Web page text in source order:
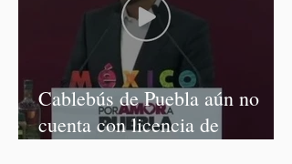
Cablebús de Puebla aún no
cuenta con licencia de